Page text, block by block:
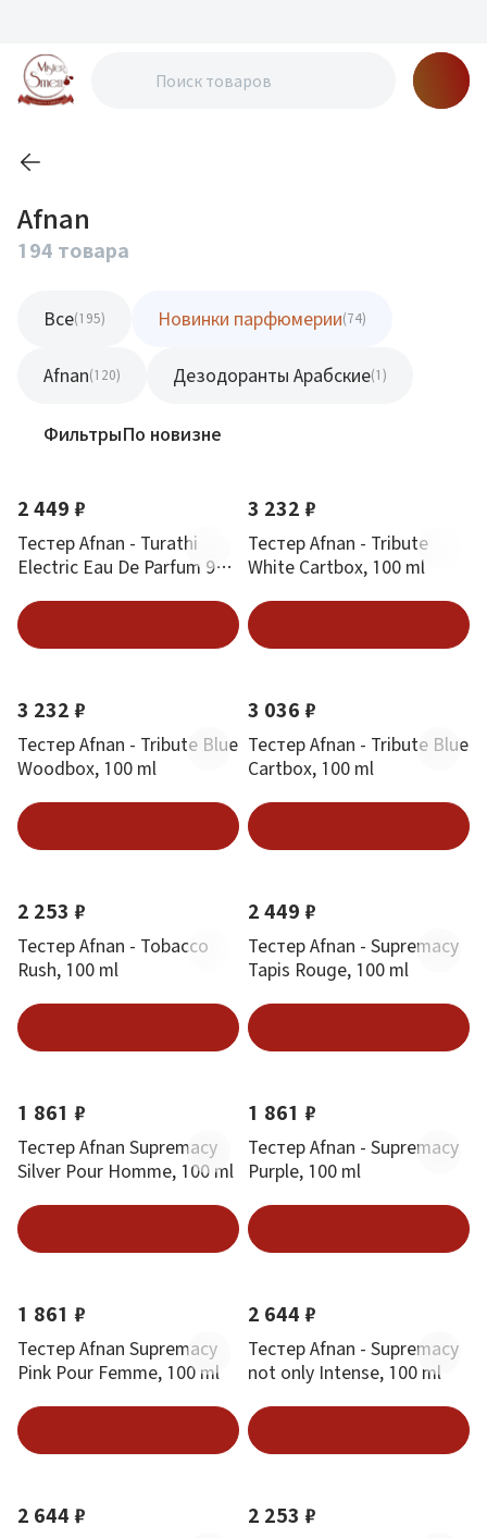
Afnan
194 товара
Все(195) Новинки парфюмерии(74)
Afnan(120) Дезодоранты Арабские(1)
ФильтрыПо новизне
2 449 ₽
Тестер Afnan - Turathi
Electric Eau De Parfum 90
3 232 ₽
Тестер Afnan - Tribute
White Cartbox, 100 ml
3 232 ₽
Тестер Afnan - Tribute Blue
Woodbox, 100 ml
3 036 ₽
Тестер Afnan - Tribute Blue
Cartbox, 100 ml
2 253 ₽
Тестер Afnan - Tobacco
Rush, 100 ml
2 449 ₽
Тестер Afnan - Supremacy
Tapis Rouge, 100 ml
1 861 ₽
Тестер Afnan Supremacy
Silver Pour Homme, 100 ml
1 861 ₽
Тестер Afnan - Supremacy
Purple, 100 ml
1 861 ₽
Тестер Afnan Supremacy
Pink Pour Femme, 100 ml
2 644 ₽
Тестер Afnan - Supremacy
not only Intense, 100 ml
2 644 ₽ 2 253 ₽